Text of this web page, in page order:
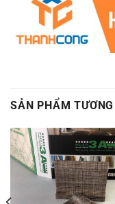
SẢN PHẨM